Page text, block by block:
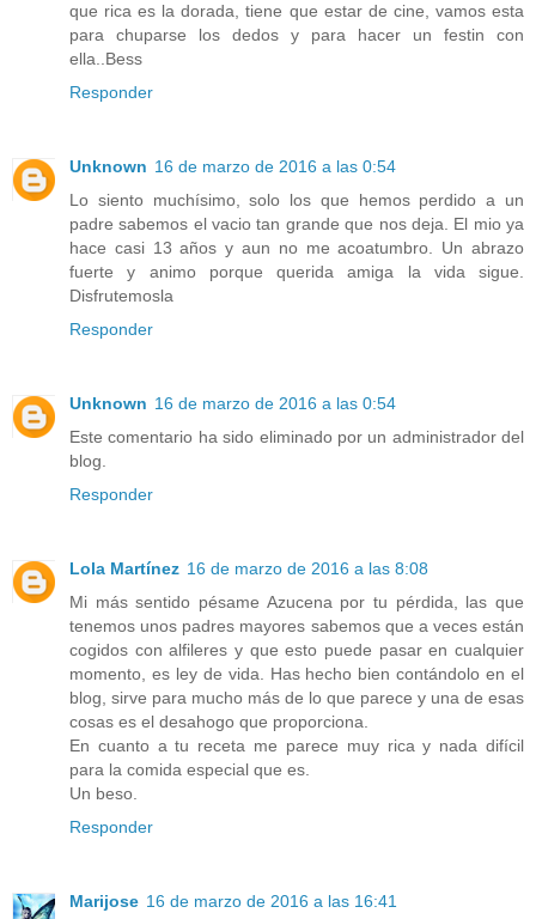
que rica es la dorada, tiene que estar de cine, vamos esta
para chuparse los dedos y para hacer un festin con
ella..Bess
Responder
Unknown 16 de marzo de 2016 a las 0:54
Lo siento muchísimo, solo los que hemos perdido a un
padre sabemos el vacio tan grande que nos deja. El mio ya
hace casi 13 años y aun no me acoatumbro. Un abrazo
fuerte y animo porque querida amiga la vida sigue.
Disfrutemosla
Responder
Unknown 16 de marzo de 2016 a las 0:54
Este comentario ha sido eliminado por un administrador del
blog.
Responder
Lola Martínez 16 de marzo de 2016 a las 8:08
Mi más sentido pésame Azucena por tu pérdida, las que
tenemos unos padres mayores sabemos que a veces están
cogidos con alfileres y que esto puede pasar en cualquier
momento, es ley de vida. Has hecho bien contándolo en el
blog, sirve para mucho más de lo que parece y una de esas
cosas es el desahogo que proporciona.
En cuanto a tu receta me parece muy rica y nada difícil
para la comida especial que es.
Un beso.
Responder
Marijose 16 de marzo de 2016 a las 16:41